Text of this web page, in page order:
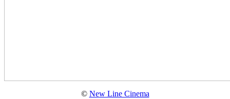
© New Line Cinema